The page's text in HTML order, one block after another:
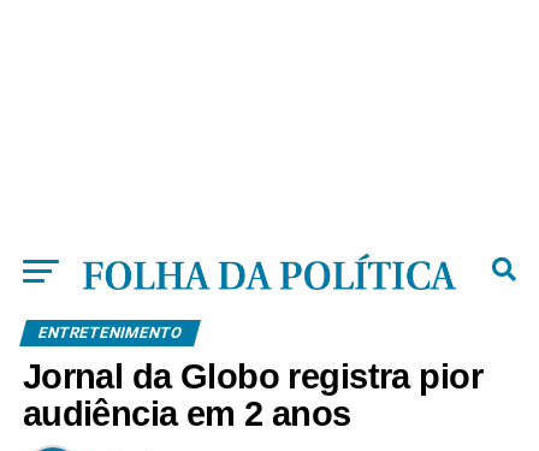
ENTRETENIMENTO
Jornal da Globo registra pior
audiência em 2 anos